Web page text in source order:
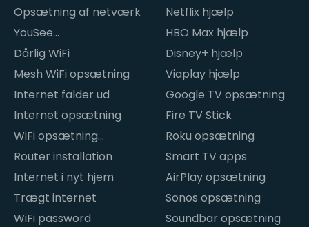
Opsætning af netværk
YouSee
internetproblemer
Dårlig WiFi
Mesh WiFi opsætning
Internet falder ud
Internet opsætning
WiFi opsætning
hjemme
Router installation
Internet i nyt hjem
Trægt internet
WiFi password
Netflix hjælp
HBO Max hjælp
Disney+ hjælp
Viaplay hjælp
Google TV opsætning
Fire TV Stick
Roku opsætning
Smart TV apps
AirPlay opsætning
Sonos opsætning
Soundbar opsætning